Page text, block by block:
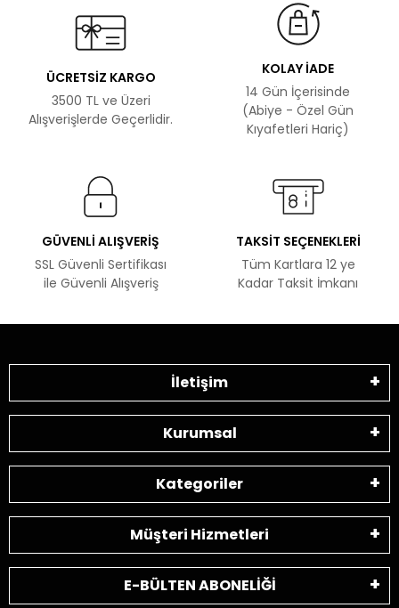
ÜCRETSİZ KARGO
3500 TL ve Üzeri
Alışverişlerde Geçerlidir.
KOLAY İADE
14 Gün İçerisinde
(Abiye - Özel Gün
Kıyafetleri Hariç)
GÜVENLİ ALIŞVERİŞ
SSL Güvenli Sertifikası
ile Güvenli Alışveriş
TAKSİT SEÇENEKLERİ
Tüm Kartlara 12 ye
Kadar Taksit İmkanı
İletişim
Kurumsal
Kategoriler
Müşteri Hizmetleri
E-BÜLTEN ABONELİĞİ